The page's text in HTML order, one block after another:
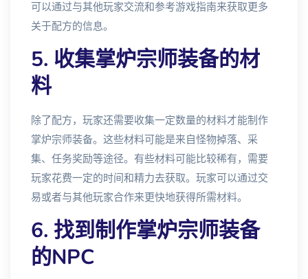
可以通过与其他玩家交流和参考游戏指南来获取更多
关于配方的信息。
5. 收集掌炉宗师装备的材
料
除了配方，玩家还需要收集一定数量的材料才能制作
掌炉宗师装备。这些材料可能是来自怪物掉落、采
集、任务奖励等途径。有些材料可能比较稀有，需要
玩家花费一定的时间和精力去获取。玩家可以通过交
易或者与其他玩家合作来更快地获得所需材料。
6. 找到制作掌炉宗师装备
的NPC